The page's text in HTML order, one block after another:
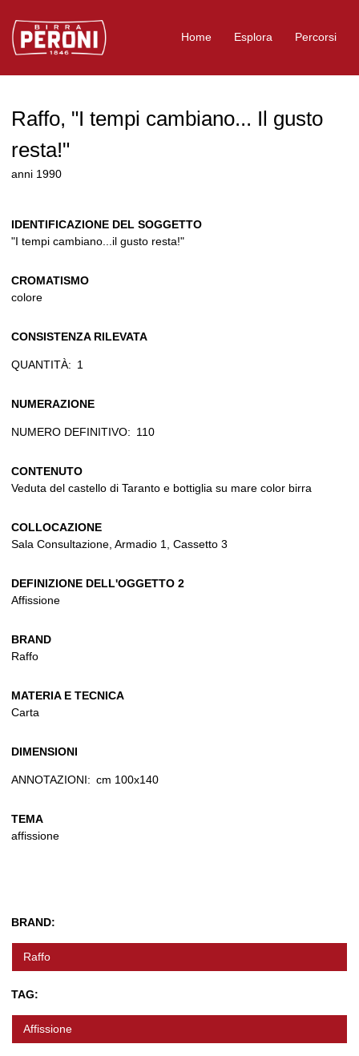
Logo Birra Peroni
Home Esplora Percorsi
Raffo, "I tempi cambiano... Il gusto
resta!"
anni 1990
IDENTIFICAZIONE DEL SOGGETTO
"I tempi cambiano...il gusto resta!"
CROMATISMO
colore
CONSISTENZA RILEVATA
QUANTITÀ: 1
NUMERAZIONE
NUMERO DEFINITIVO: 110
CONTENUTO
Veduta del castello di Taranto e bottiglia su mare color birra
COLLOCAZIONE
Sala Consultazione, Armadio 1, Cassetto 3
DEFINIZIONE DELL'OGGETTO 2
Affissione
BRAND
Raffo
MATERIA E TECNICA
Carta
DIMENSIONI
ANNOTAZIONI: cm 100x140
TEMA
affissione
BRAND:
Raffo
TAG:
Affissione